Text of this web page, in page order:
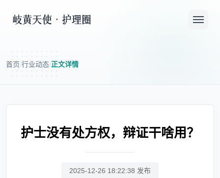
首页/行业动态/正文详情
护士没有处方权，辩证干啥用？
2025-12-26 18:22:38 发布